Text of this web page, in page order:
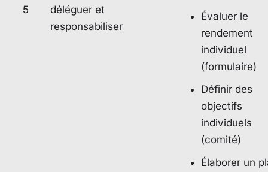
5
déléguer et
responsabiliser
Évaluer le
rendement
individuel
(formulaire)
Définir des
objectifs
individuels
(comité)
Élaborer un